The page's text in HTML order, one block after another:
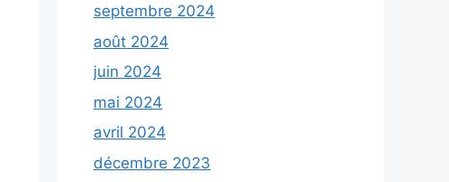
septembre 2024
août 2024
juin 2024
mai 2024
avril 2024
décembre 2023